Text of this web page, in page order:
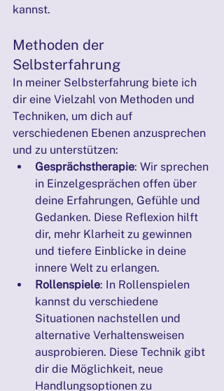
kannst.
Methoden der
Selbsterfahrung
In meiner Selbsterfahrung biete ich
dir eine Vielzahl von Methoden und
Techniken, um dich auf
verschiedenen Ebenen anzusprechen
und zu unterstützen:
Gesprächstherapie: Wir sprechen
in Einzelgesprächen offen über
deine Erfahrungen, Gefühle und
Gedanken. Diese Reflexion hilft
dir, mehr Klarheit zu gewinnen
und tiefere Einblicke in deine
innere Welt zu erlangen.
Rollenspiele: In Rollenspielen
kannst du verschiedene
Situationen nachstellen und
alternative Verhaltensweisen
ausprobieren. Diese Technik gibt
dir die Möglichkeit, neue
Handlungsoptionen zu